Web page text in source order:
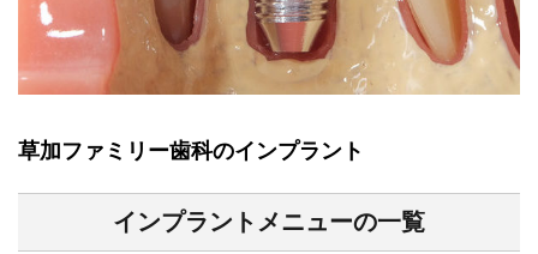
草加ファミリー歯科のインプラント
インプラントメニューの一覧